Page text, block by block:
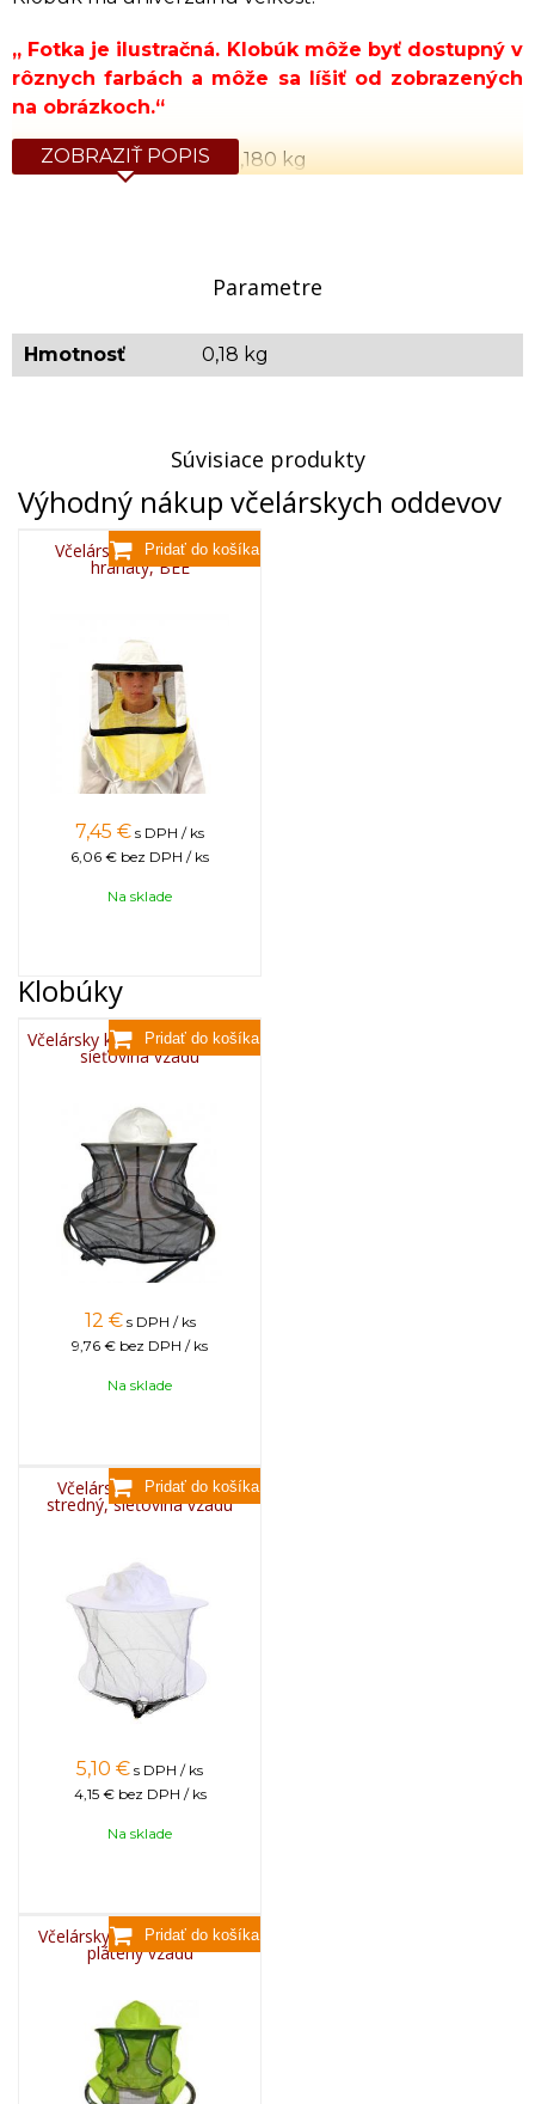
„ Fotka je ilustračná. Klobúk môže byť dostupný v
rôznych farbách a môže sa líšiť od zobrazených
na obrázkoch.“
Orientačná hmotnosť: 0,180 kg
ZOBRAZIŤ POPIS
Parametre
Hmotnosť 0,18 kg
Súvisiace produkty
Výhodný nákup včelárskych oddevov
Včelársky závoj krátky
hranatý, BEE
7,45 € s DPH / ks
6,06 € bez DPH / ks
Na sklade
Klobúky
Včelársky klobúk s gumičkou,
sieťovina vzadu
12 € s DPH / ks
9,76 € bez DPH / ks
Na sklade
Včelársky klobúk biely
stredný, sieťovina vzadu
5,10 € s DPH / ks
4,15 € bez DPH / ks
Na sklade
Včelársky klobúk bavlnený,
plátený vzadu